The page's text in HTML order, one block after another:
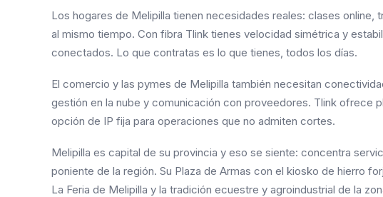
Los hogares de Melipilla tienen necesidades reales: clases
al mismo tiempo. Con fibra Tlink tienes velocidad simétrica y
conectados. Lo que contratas es lo que tienes, todos los días.
El comercio y las pymes de Melipilla también necesitan
gestión en la nube y comunicación con proveedores. Tlink ofrece
opción de IP fija para operaciones que no admiten cortes.
Melipilla es capital de su provincia y eso se siente: concentra
poniente de la región. Su Plaza de Armas con el kiosko de hierro
La Feria de Melipilla y la tradición ecuestre y agroindustrial de la